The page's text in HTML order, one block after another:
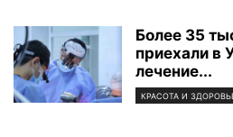
Более 35
приехали в
лечение...
КРАСОТА И